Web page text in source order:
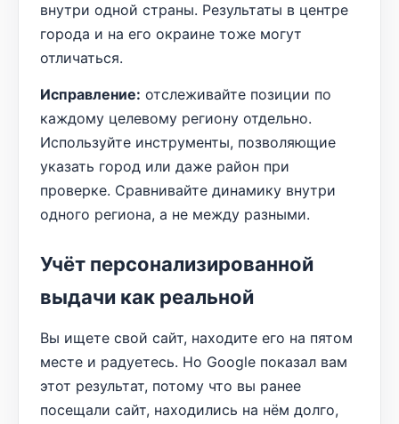
внутри одной страны. Результаты в центре
города и на его окраине тоже могут
отличаться.
Исправление: отслеживайте позиции по
каждому целевому региону отдельно.
Используйте инструменты, позволяющие
указать город или даже район при
проверке. Сравнивайте динамику внутри
одного региона, а не между разными.
Учёт персонализированной
выдачи как реальной
Вы ищете свой сайт, находите его на пятом
месте и радуетесь. Но Google показал вам
этот результат, потому что вы ранее
посещали сайт, находились на нём долго,